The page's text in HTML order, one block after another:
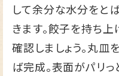
して余分な水分をと
きます。餃子を持ち
確認しましょう。丸皿
ば完成。表面がパリ